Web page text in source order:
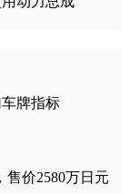
牌指标
售价2580万日元